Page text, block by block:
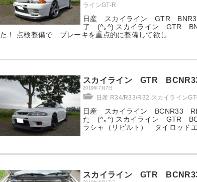
ラインGT-R
日産 スカイライン GTR
了 (^｡^) スカイライン GTR
た！ 点検整備で ブレーキを重点的に整備して欲し
スカイライン GTR
2019年7月7日
日産 R34/R33/R32 スカイライン
日産 スカイライン BCNR33
た (^｡^) スカイライン GTR
ラシャ（リビルト） タイロッド
スカイライン GTR